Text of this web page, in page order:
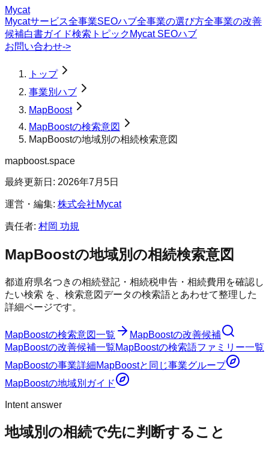
Mycat
Mycatサービス全事業SEOハブ全事業の選び方全事業の改善
候補白書ガイド検索トピック Mycat SEOハブ
お問い合わせ->
トップ
事業別ハブ
MapBoost
MapBoostの検索意図
MapBoostの地域別の相続検索意図
mapboost.space
最終更新日: 2026年7月5日
運営・編集: 株式会社Mycat
責任者: 村岡 功規
MapBoostの地域別の相続検索意図
都道府県名つきの相続登記・相続税申告・相続費用を確認し
たい検索 を、検索意図データの検索語とあわせて整理した
詳細ページです。
MapBoostの検索意図一覧 MapBoostの改善候補
MapBoostの改善候補一覧MapBoostの検索語ファミリー一覧
MapBoostの事業詳細MapBoostと同じ事業グループ
MapBoostの地域別ガイド
Intent answer
地域別の相続で先に判断すること